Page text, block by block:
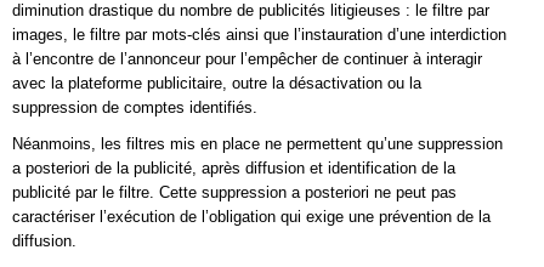
diminution drastique du nombre de publicités litigieuses : le filtre par
images, le filtre par mots-clés ainsi que l’instauration d’une interdiction
à l’encontre de l’annonceur pour l’empêcher de continuer à interagir
avec la plateforme publicitaire, outre la désactivation ou la
suppression de comptes identifiés.
Néanmoins, les filtres mis en place ne permettent qu’une suppression
a posteriori de la publicité, après diffusion et identification de la
publicité par le filtre. Cette suppression a posteriori ne peut pas
caractériser l’exécution de l’obligation qui exige une prévention de la
diffusion.